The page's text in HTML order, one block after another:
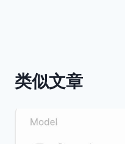
类似文章